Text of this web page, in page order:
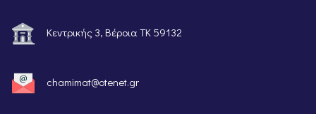
Κεντρικής 3, Βέροια ΤΚ 59132
chamimat@otenet.gr